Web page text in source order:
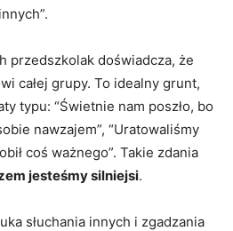
przedszkolak doświadcza, że
całej grupy. To idealny grunt,
typu: “Świetnie nam poszło, bo
nawzajem”, “Uratowaliśmy
coś ważnego”. Takie zdania
jesteśmy silniejsi.
słuchania innych i zgadzania